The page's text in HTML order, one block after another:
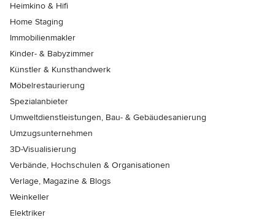
Heimkino & Hifi
Home Staging
Immobilienmakler
Kinder- & Babyzimmer
Künstler & Kunsthandwerk
Möbelrestaurierung
Spezialanbieter
Umweltdienstleistungen, Bau- & Gebäudesanierung
Umzugsunternehmen
3D-Visualisierung
Verbände, Hochschulen & Organisationen
Verlage, Magazine & Blogs
Weinkeller
Elektriker